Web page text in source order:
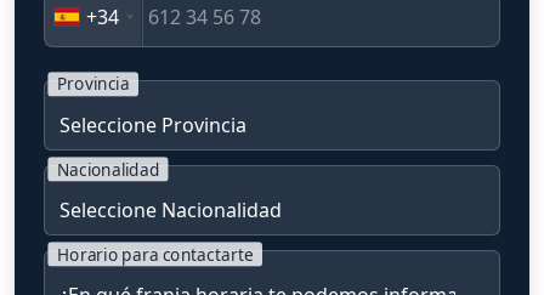
+34
Provincia
Nacionalidad
Horario para contactarte